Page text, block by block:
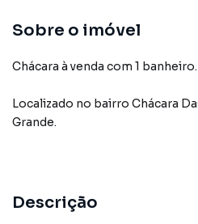
Sobre o imóvel
Chácara à venda com 1 banheiro.
Localizado no bairro Chácara
Grande.
Descrição